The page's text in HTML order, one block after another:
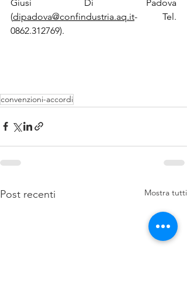
Giusi Di Padova
(dipadova@confindustria.aq.it- Tel.
0862.312769).
convenzioni-accordi
Post recenti Mostra tutti